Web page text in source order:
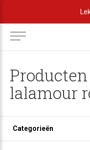
lalamour
Categorieën